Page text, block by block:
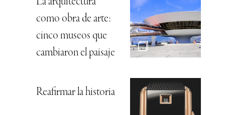
como obra de arte:
cinco museos que
cambiaron el paisaje
Reafirmar la historia